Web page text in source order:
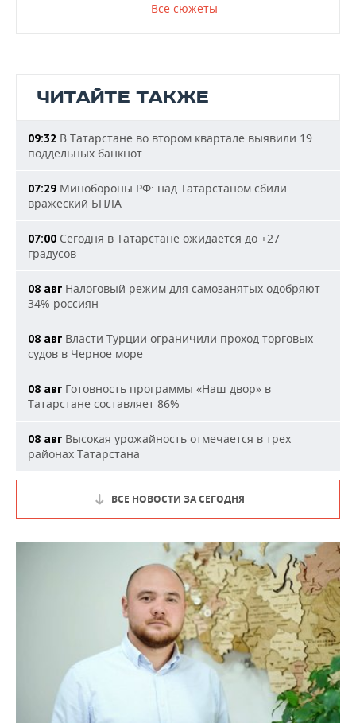
Все сюжеты
ЧИТАЙТЕ ТАКЖЕ
09:32 В Татарстане во втором квартале выявили 19
поддельных банкнот
07:29 Минобороны РФ: над Татарстаном сбили
вражеский БПЛА
07:00 Сегодня в Татарстане ожидается до +27
градусов
08 авг Налоговый режим для самозанятых одобряют
34% россиян
08 авг Власти Турции ограничили проход торговых
судов в Черное море
08 авг Готовность программы «Наш двор» в
Татарстане составляет 86%
08 авг Высокая урожайность отмечается в трех
районах Татарстана
ВСЕ НОВОСТИ ЗА СЕГОДНЯ